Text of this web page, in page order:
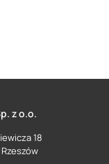
z o.o.
18